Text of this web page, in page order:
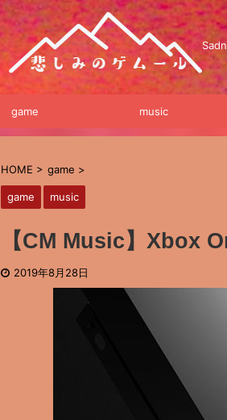
game music
HOME > game >
game music
【CM Music】Xbox
2019年8月28日